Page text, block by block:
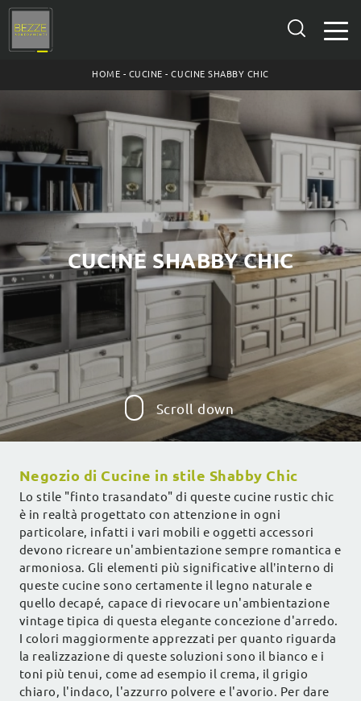
HOME - CUCINE -CUCINE SHABBY CHIC
CUCINE SHABBY CHIC
Scroll down
Negozio di Cucine in stile Shabby Chic
Lo stile "finto trasandato" di queste cucine rustic chic
è in realtà progettato con attenzione in ogni
particolare, infatti i vari mobili e oggetti accessori
devono ricreare un'ambientazione sempre romantica e
armoniosa. Gli elementi più significative all’interno di
queste cucine sono certamente il legno naturale e
quello decapé, capace di rievocare un'ambientazione
vintage tipica di questa elegante concezione d'arredo.
I colori maggiormente apprezzati per quanto riguarda
la realizzazione di queste soluzioni sono il bianco e i
toni più tenui, come ad esempio il crema, il grigio
chiaro, l'indaco, l'azzurro polvere e l'avorio. Per dare